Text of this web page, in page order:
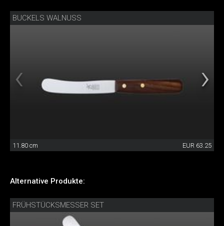
BUCKELS WALNUSS
11.80 cm EUR 63.25
Alternative Produkte:
FRÜHSTÜCKSMESSER SET